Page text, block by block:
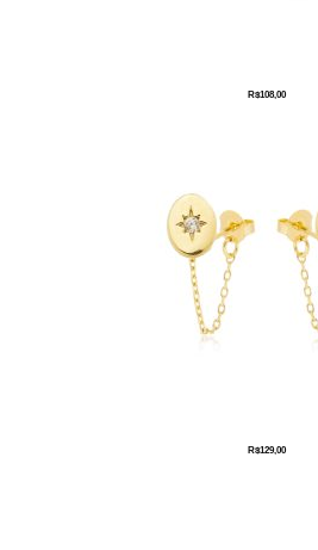
R$108,00
R$129,00